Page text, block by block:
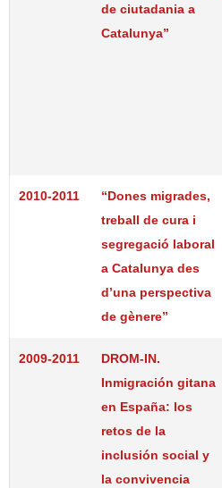
de ciutadania a
Catalunya”
2010-2011
“Dones migrades,
treball de cura i
segregació laboral
a Catalunya des
d’una perspectiva
de gènere”
2009-2011
DROM-IN.
Inmigración gitana
en España: los
retos de la
inclusión social y
la convivencia